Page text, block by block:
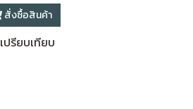
สั่งซื้อสินค้า
เปรียบเทียบ